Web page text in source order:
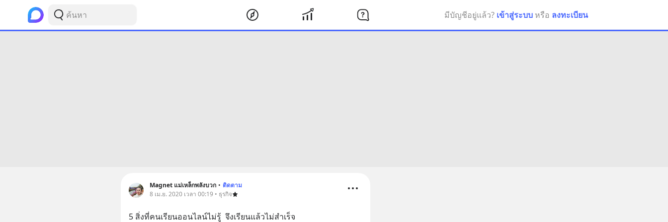
มีบัญชีอยู่แล้ว? เข้าสู่ระบบ หรือ ลงทะเบียน
Magnet แม่เหล็กพลังบวก • ติดตาม
8 เม.ย. 2020 เวลา 00:19 • ธุรกิจ
5 สิ่งที่คนเรียนออนไลน์ไม่รู้  จึงเรียนแล้วไม่สำเร็จ